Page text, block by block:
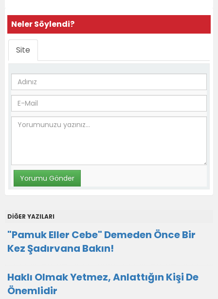
Neler Söylendi?
Site
DİĞER YAZILARI
"Pamuk Eller Cebe" Demeden Önce Bir
Kez Şadırvana Bakın!
Haklı Olmak Yetmez, Anlattığın Kişi De
Önemlidir